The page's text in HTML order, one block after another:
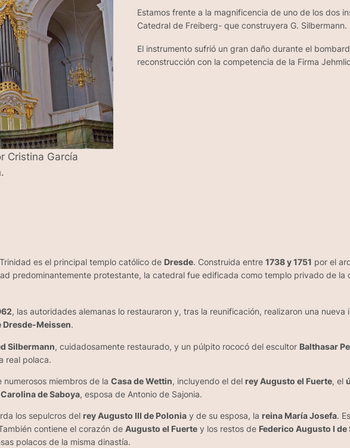
Cristina García
Estamos frente a la magnificencia de uno de los dos
Catedral de Freiberg- que construyera G. Silbermann.
El instrumento sufrió un gran daño durante el
reconstrucción con la competencia de la Firma
es el principal templo católico de Dresde. Construida entre 1738 y 1751 por el
predominantemente protestante, la catedral fue edificada como templo privado de
, las autoridades alemanas lo restauraron y, tras la reunificación, realizaron una
Dresde-Meissen.
Silbermann, cuidadosamente restaurado, y un púlpito rococó del escultor Balthasar
real polaca.
numerosos miembros de la Casa de Wettin, incluyendo el del rey Augusto el Fuerte, el
de Saboya, esposa de Antonio de Sajonia.
los sepulcros del rey Augusto III de Polonia y de su esposa, la reina María Josefa.
contiene el corazón de Augusto el Fuerte y los restos de Federico Augusto I de
polacos de la misma dinastía.